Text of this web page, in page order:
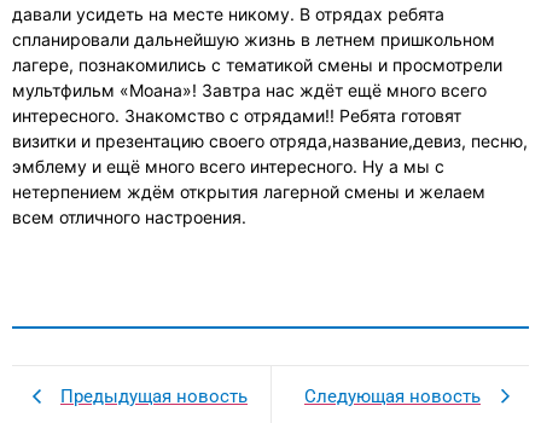
давали усидеть на месте никому. В отрядах ребята
спланировали дальнейшую жизнь в летнем пришкольном
лагере, познакомились с тематикой смены и просмотрели
мультфильм «Моана»! Завтра нас ждёт ещё много всего
интересного. Знакомство с отрядами!! Ребята готовят
визитки и презентацию своего отряда,название,девиз, песню,
эмблему и ещё много всего интересного. Ну а мы с
нетерпением ждём открытия лагерной смены и желаем
всем отличного настроения.
Предыдущая новость Следующая новость